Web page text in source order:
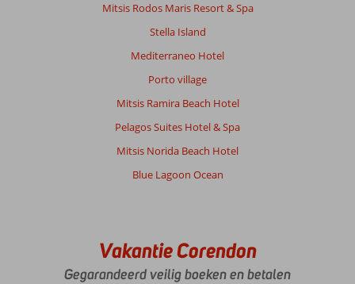
Mitsis Rodos Maris Resort & Spa
Stella Island
Mediterraneo Hotel
Porto village
Mitsis Ramira Beach Hotel
Pelagos Suites Hotel & Spa
Mitsis Norida Beach Hotel
Blue Lagoon Ocean
Vakantie Corendon
Gegarandeerd veilig boeken en betalen